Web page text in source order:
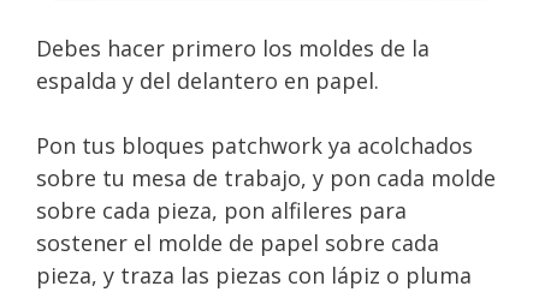
Debes hacer primero los moldes de la
espalda y del delantero en papel.
Pon tus bloques patchwork ya acolchados
sobre tu mesa de trabajo, y pon cada molde
sobre cada pieza, pon alfileres para
sostener el molde de papel sobre cada
pieza, y traza las piezas con lápiz o pluma